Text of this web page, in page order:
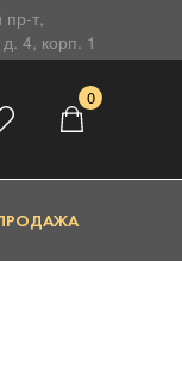
пр-т,
4, корп. 1
0